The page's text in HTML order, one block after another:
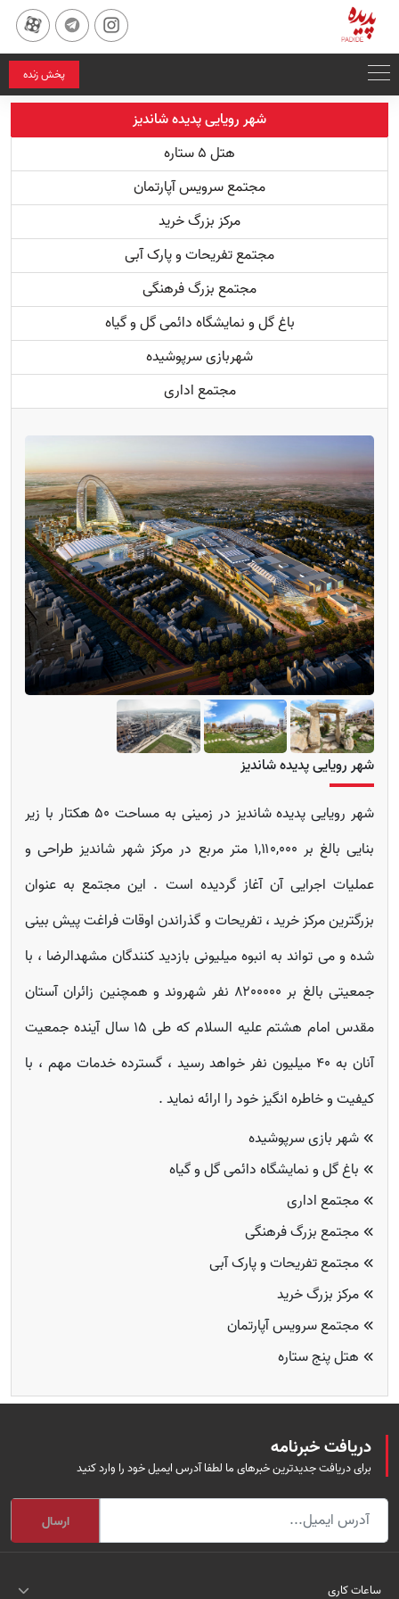
پخش زنده
شهر رویایی پدیده شاندیز
هتل ۵ ستاره
مجتمع سرویس آپارتمان
مرکز بزرگ خرید
مجتمع تفریحات و پارک آبی
مجتمع بزرگ فرهنگی
باغ گل و نمایشگاه دائمی گل و گیاه
شهربازی سرپوشیده
مجتمع اداری
شهر رویایی پدیده شاندیز
شهر رویایی پدیده شاندیز در زمینی به مساحت ۵۰ هکتار با زیر
بنایی بالغ بر ۱,۱۱۰,۰۰۰ متر مربع در مرکز شهر شاندیز طراحی و
عملیات اجرایی آن آغاز گردیده است . این مجتمع به عنوان
بزرگترین مرکز خرید ، تفریحات و گذراندن اوقات فراغت پیش بینی
شده و می تواند به انبوه میلیونی بازدید کنندگان مشهدالرضا ، با
جمعیتی بالغ بر ۸۲۰۰۰۰۰ نفر شهروند و همچنین زائران آستان
مقدس امام هشتم علیه السلام که طی ۱۵ سال آینده جمعیت
آنان به ۴۰ میلیون نفر خواهد رسید ، گسترده خدمات مهم ، با
کیفیت و خاطره انگیز خود را ارائه نماید .
شهر بازی سرپوشیده
باغ گل و نمایشگاه دائمی گل و گیاه
مجتمع اداری
مجتمع بزرگ فرهنگی
مجتمع تفریحات و پارک آبی
مرکز بزرگ خرید
مجتمع سرویس آپارتمان
هتل پنج ستاره
دریافت خبرنامه
برای دریافت جدیدترین خبرهای ما لطفا آدرس ایمیل خود را وارد کنید
ارسال
ساعات کاری